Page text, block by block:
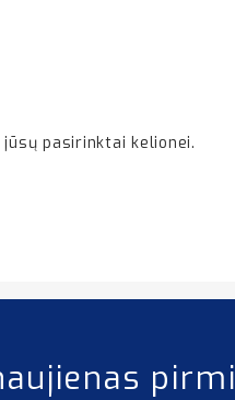
pasirinktai kelionei.
pirmi